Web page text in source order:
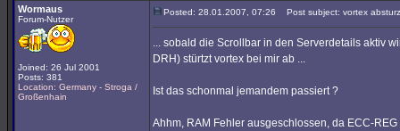
Wormaus
Forum-Nutzer
Joined: 26 Jul 2001
Posts: 381
Location: Germany - Stroga /
Großenhain
Posted: 28.01.2007, 07:26 Post subject: vortex
... sobald die Scrollbar in den Serverdetails aktiv
DRH) stürtzt vortex bei mir ab ...
Ist das schonmal jemandem passiert ?
Ahhm, RAM Fehler ausgeschlossen, da ECC-